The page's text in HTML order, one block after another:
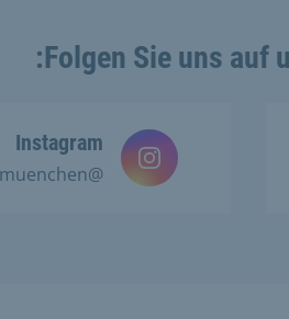
Folgen Sie uns auf
Instagram
@stadtmuenchen